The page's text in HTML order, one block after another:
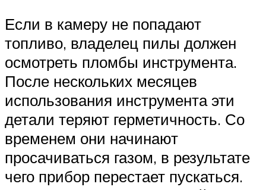
Если в камеру не попадают
топливо, владелец пилы должен
осмотреть пломбы инструмента.
После нескольких месяцев
использования инструмента эти
детали теряют герметичность. Со
временем они начинают
просачиваться газом, в результате
чего прибор перестает пускаться.